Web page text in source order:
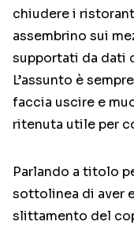
chiudere i
assembrino sui
supportati da dati
L’assunto è
faccia uscire e
ritenuta utile per
Parlando a titolo
sottolinea di aver
slittamento del